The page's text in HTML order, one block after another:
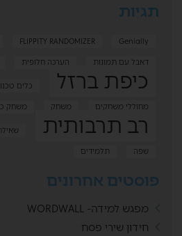
תגיות
FLIPPITY RANDOMIZER Genially
דאבל עם תמונות
הערכה חלופית
כיפת ברזל כלים
מחוללי משחקים
משחק משחק
רב תרבותית
שפה
תלמידים
פוסטים אחרונים
מפגש למידה- WORDWALL
חידון שירי פסח